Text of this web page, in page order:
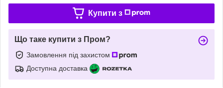
Купити з
Що таке купити з Пром?
Замовлення під захистом
Доступна доставка